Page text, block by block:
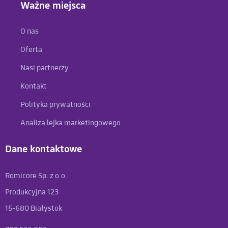
Ważne miejsca
O nas
Oferta
Nasi partnerzy
Kontakt
Polityka prywatności
Analiza lejka marketingowego
Dane kontaktowe
Romicore Sp. z o.o.
Produkcyjna 123
15-680 Białystok